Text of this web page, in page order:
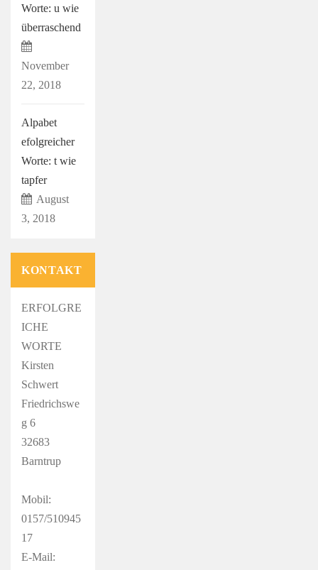
Worte: u wie
überraschend
November
22, 2018
Alpabet
efolgreicher
Worte: t wie
tapfer
August
3, 2018
KONTAKT
ERFOLGRE
ICHE
WORTE
Kirsten
Schwert
Friedrichswe
g 6
32683
Barntrup
Mobil:
0157/510945
17
E-Mail: